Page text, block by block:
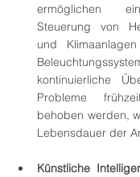
ermöglichen
Steuerung von
und
kontinuierliche
Probleme
behoben werden,
Lebensdauer der
Künstliche